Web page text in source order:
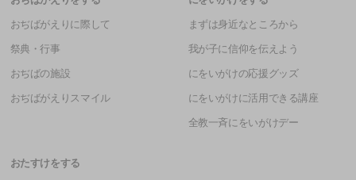
おぢばがえりに際して
祭典・行事
おぢばの施設
おぢばがえりスマイル
まずは身近なところから
我が子に信仰を伝えよう
にをいがけの応援グッズ
にをいがけに活用できる講座
全教一斉にをいがけデー
おたすけをする